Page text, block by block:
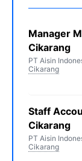
Manager
Cikarang
PT Aisin
Cikarang
Staff
Cikarang
PT Aisin
Cikarang